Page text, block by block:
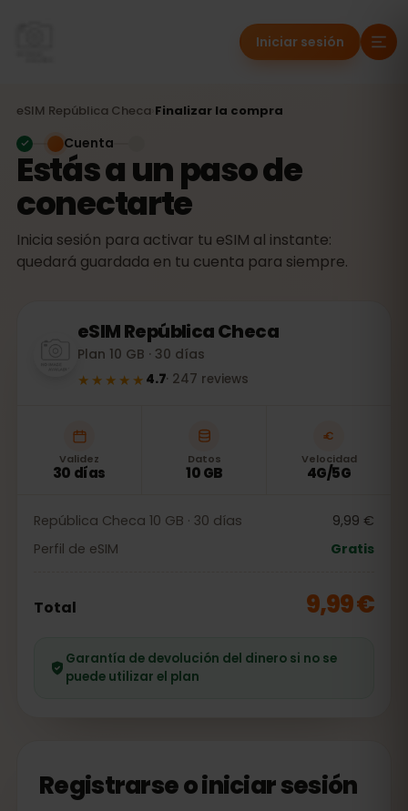
Iniciar sesión
eSIM República Checa Finalizar la compra
Estás a un paso de
conectarte
Inicia sesión para activar tu eSIM al instante:
quedará guardada en tu cuenta para siempre.
Cuenta
eSIMRepública Checa
Plan 10 GB · 30 días
★★★★★ 4.7· 247 reviews
Validez
30 días
Datos
10 GB
Velocidad
4G/5G
República Checa 10 GB · 30 días
9,99 €
Perfil de eSIM
Gratis
Total 9,99 €
Garantía de devolución del dinero si no se
puede utilizar el plan
Registrarse o iniciar sesión